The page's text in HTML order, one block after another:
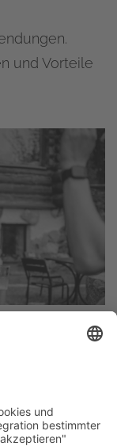
und Vorteile
aus
von zu
unserer